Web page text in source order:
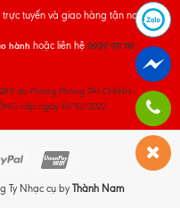
tuyến và giao hàng tận nơi
hành hoặc liên hệ 0939 911 116
do Phòng Phòng TÀI CHÍNH -
cấp ngày 13/10/2022
Ty Nhạc cụ by Thành Nam